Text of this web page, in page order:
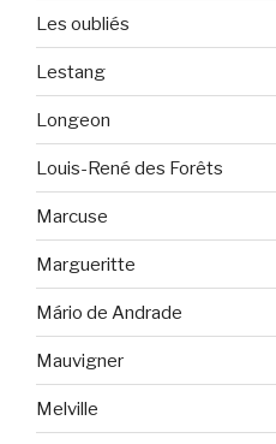
Les oubliés
Lestang
Longeon
Louis-René des Forêts
Marcuse
Margueritte
Mário de Andrade
Mauvigner
Melville